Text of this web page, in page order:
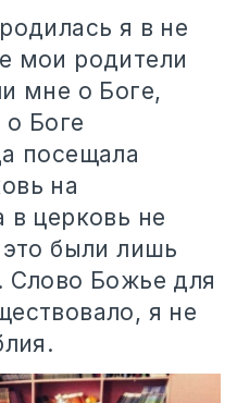
я в не
мои родители
мне о Боге,
Боге
посещала
на
в церковь не
были лишь
Слово Божье для
я не